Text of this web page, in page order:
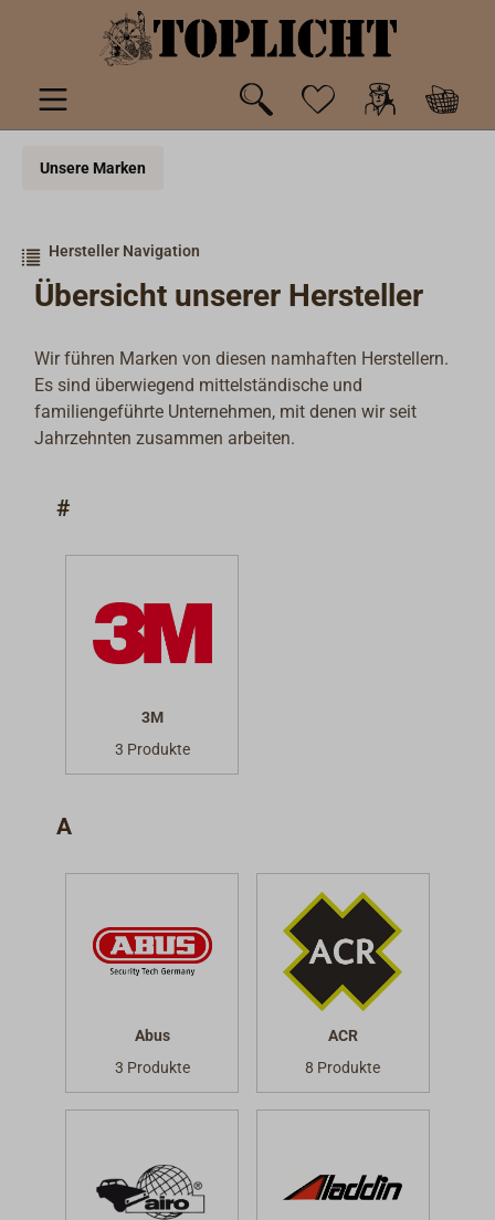
springen
Unsere Marken
Hersteller Navigation
Übersicht unserer Hersteller
Wir führen Marken von diesen namhaften Herstellern.
Es sind überwiegend mittelständische und
familiengeführte Unternehmen, mit denen wir seit
Jahrzehnten zusammen arbeiten.
#
3M
3 Produkte
A
Abus
3 Produkte
ACR
8 Produkte